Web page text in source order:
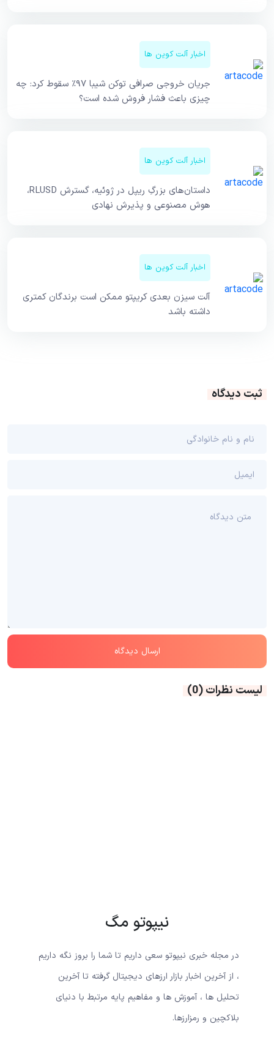
اخبار آلت کوین ها
جریان خروجی صرافی توکن شیبا ۹۷٪ سقوط کرد: چه
چیزی باعث فشار فروش شده است؟
اخبار آلت کوین ها
داستان‌های بزرگِ ریپل در ژوئیه، گسترش RLUSD،
هوش مصنوعی و پذیرش نهادی
اخبار آلت کوین ها
آلت‌ سیزن بعدی کریپتو ممکن است برندگان کمتری
داشته باشد
ثبت دیدگاه
لیست نظرات(0)
نیپوتو مگ
در مجله خبری نیپوتو سعی داریم تا شما را بروز نگه داریم
، از آخرین اخبار بازار ارزهای دیجیتال گرفته تا آخرین
تحلیل ها ، آموزش ها و مفاهیم پایه مرتبط با دنیای
بلاکچین و رمزارزها.